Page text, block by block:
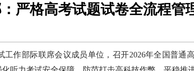
严格高考试题试卷全流程管
作部际联席会议成员单位，召开2026年全国普通